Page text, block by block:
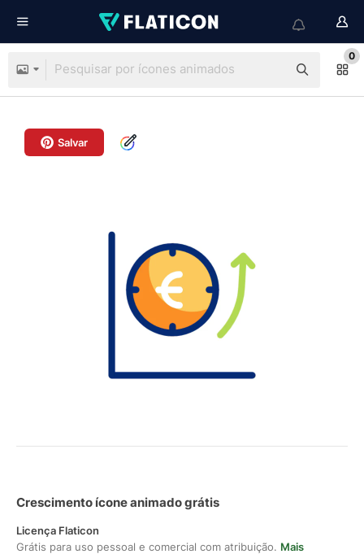
0
Salvar
Crescimento ícone animado grátis
Licença Flaticon
Grátis para uso pessoal e comercial com atribuição. Mais